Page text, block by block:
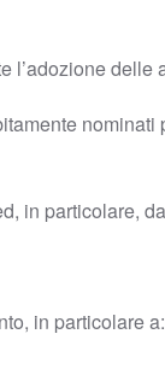
in particolare,
in particolare a: